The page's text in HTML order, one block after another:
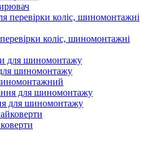
коліс, шиномонтажні
шиномонтажу
для шиномонтажу